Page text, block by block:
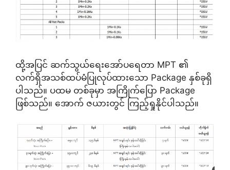
ထို့အပြင် ဆက်သွယ်ရေးအော်ပရေတာ MPT ၏
လက်ရှိအသစ်ထပ်မံပြုလုပ်ထားသော Package နှစ်ခုရှိ
ပါသည်။ ပထမ တစ်ခုမှာ အကြိုက်ပြော Package
ဖြစ်သည်။ အောက် ဇယားတွင် ကြည့်ရှုနိုင်ပါသည်။